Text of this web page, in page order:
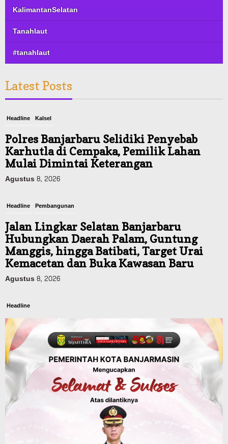
KalimantanSelatan
Tanahlaut
#tanahlaut
Latest Posts
Headline Kalsel
Polres Banjarbaru Selidiki Penyebab
Karhutla di Cempaka, Pemilik Lahan
Mulai Dimintai Keterangan
Agustus 8, 2026
Headline Pembangunan
Jalan Lingkar Selatan Banjarbaru
Hubungkan Daerah Palam, Guntung
Manggis, hingga Batibati, Target Urai
Kemacetan dan Buka Kawasan Baru
Agustus 8, 2026
Headline
Panaskan Kembali Arena Panjat Tebing,
FPTI Banjarmasin Siapkan Sirkuit se-
Kalsel
Agustus 8, 2026
Sosial & Keagamaan
Hari Pramuka ke-65, Kwarcab
Banjarmasin Ziarah ke Makam Pangeran
Antasari dan Gelar Ulang Janji